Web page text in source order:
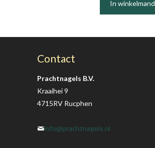
In winkelmand
Contact
Prachtnagels B.V.
Kraaihei 9
4715RV Rucphen
info@prachtnagels.nl